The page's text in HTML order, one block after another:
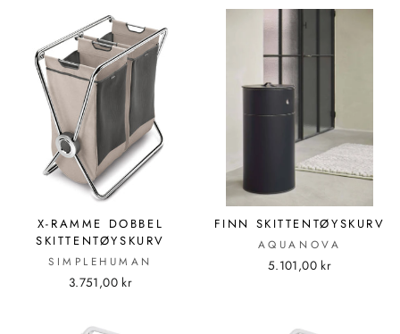
X-RAMME DOBBEL
SKITTENTØYSKURV
SIMPLEHUMAN
3.751,00 kr
FINN SKITTENTØYSKURV
AQUANOVA
5.101,00 kr